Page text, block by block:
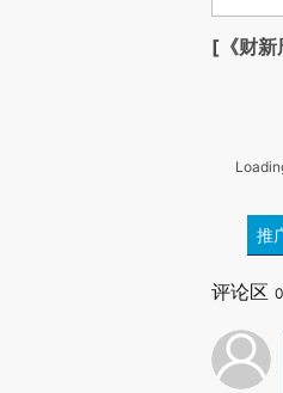
[《财新
推
评论区 0